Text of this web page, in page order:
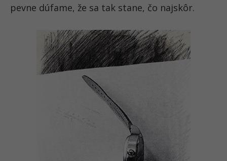
pevne dúfame, že sa tak stane, čo najskôr.